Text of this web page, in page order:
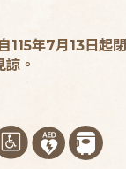
115年7月13日起
。